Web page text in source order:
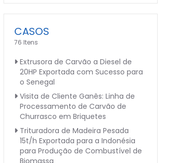
CASOS
76 Itens
Extrusora de Carvão a Diesel de
20HP Exportada com Sucesso para
o Senegal
Visita de Cliente Ganês: Linha de
Processamento de Carvão de
Churrasco em Briquetes
Trituradora de Madeira Pesada
15t/h Exportada para a Indonésia
para Produção de Combustível de
Biomassa